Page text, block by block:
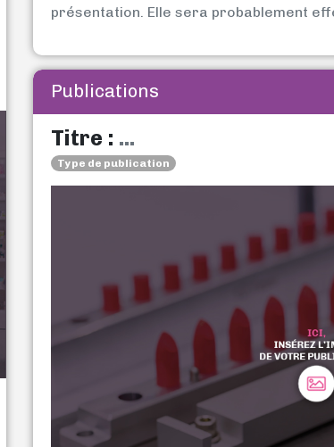
présentation. Elle sera probablement
Publications
Titre : ...
Type de publication